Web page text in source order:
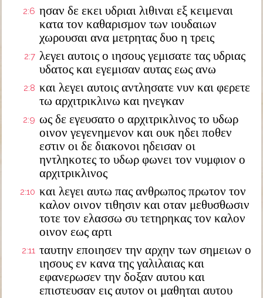
2:6 ησαν δε εκει υδριαι λιθιναι εξ κειμεναι
κατα τον καθαρισμον των ιουδαιων
χωρουσαι ανα μετρητας δυο η τρεις
2:7 λεγει αυτοις ο ιησους γεμισατε τας υδριας
υδατος και εγεμισαν αυτας εως ανω
2:8 και λεγει αυτοις αντλησατε νυν και φερετε
τω αρχιτρικλινω και ηνεγκαν
2:9 ως δε εγευσατο ο αρχιτρικλινος το υδωρ
οινον γεγενημενον και ουκ ηδει ποθεν
εστιν οι δε διακονοι ηδεισαν οι
ηντληκοτες το υδωρ φωνει τον νυμφιον ο
αρχιτρικλινος
2:10 και λεγει αυτω πας ανθρωπος πρωτον τον
καλον οινον τιθησιν και οταν μεθυσθωσιν
τοτε τον ελασσω συ τετηρηκας τον καλον
οινον εως αρτι
2:11 ταυτην εποιησεν την αρχην των σημειων ο
ιησους εν κανα της γαλιλαιας και
εφανερωσεν την δοξαν αυτου και
επιστευσαν εις αυτον οι μαθηται αυτου